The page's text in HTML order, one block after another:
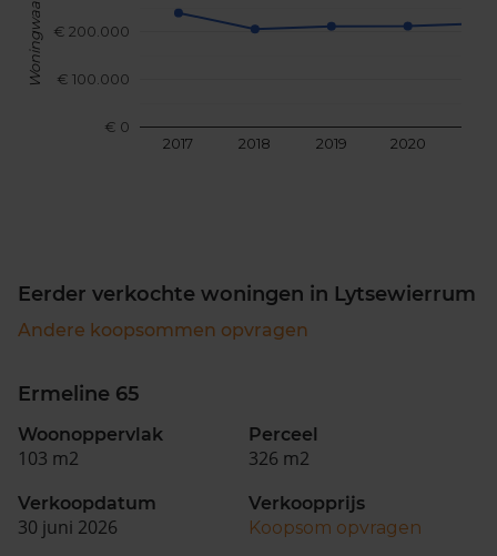
2017 2018 2019 2020
€ 0
€ 100.000
€ 200.000
Woningwaarde
Eerder verkochte woningen in Lytsewierrum
Andere koopsommen opvragen
Ermeline 65
Woonoppervlak
103 m2
Perceel
326 m2
Verkoopdatum
30 juni 2026
Verkoopprijs
Koopsom opvragen